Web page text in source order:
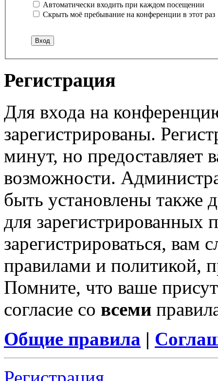
Автоматически входить при каждом посещении
Скрыть моё пребывание на конференции в этот раз
Регистрация
Для входа на
зарегистрированы.
минут, но предоставляет
возможности.
быть установлены также
для зарегистрированных
зарегистрироваться, вам
правилами и политикой,
Помните, что ваше
согласие со всеми
Общие правила |